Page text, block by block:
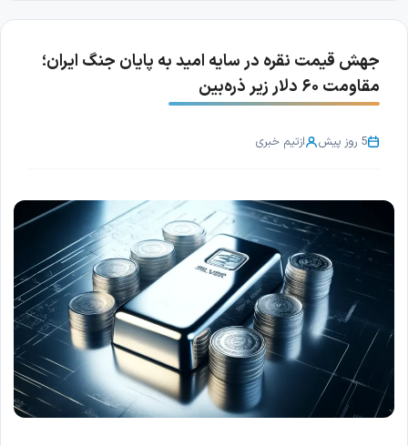
جهش قیمت نقره در سایه امید به پایان جنگ ایران؛
مقاومت ۶۰ دلار زیر ذره‌بین
5 روز پیش ازتیم خبری